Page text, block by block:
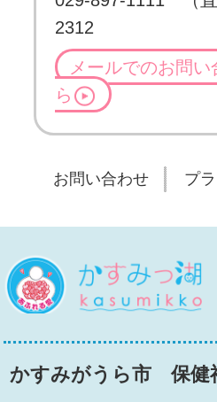
2312
メールでのお問
ら
お問い合わせ プ
かすみがうら市 保健